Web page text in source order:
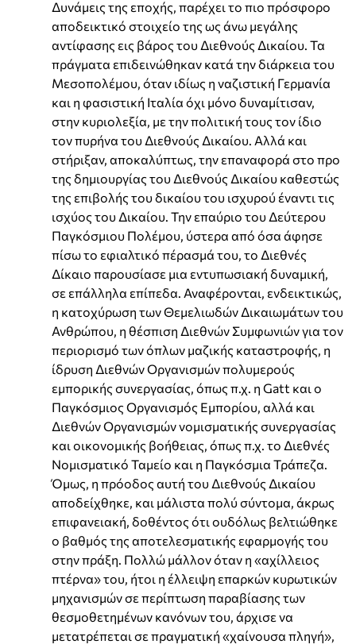
Δυνάμεις της εποχής, παρέχει το πιο πρόσφορο
αποδεικτικό στοιχείο της ως άνω μεγάλης
αντίφασης εις βάρος του Διεθνούς Δικαίου. Τα
πράγματα επιδεινώθηκαν κατά την διάρκεια του
Μεσοπολέμου, όταν ιδίως η ναζιστική Γερμανία
και η φασιστική Ιταλία όχι μόνο δυναμίτισαν,
στην κυριολεξία, με την πολιτική τους τον ίδιο
τον πυρήνα του Διεθνούς Δικαίου. Αλλά και
στήριξαν, αποκαλύπτως, την επαναφορά στο προ
της δημιουργίας του Διεθνούς Δικαίου καθεστώς
της επιβολής του δικαίου του ισχυρού έναντι τις
ισχύος του Δικαίου. Την επαύριο του Δεύτερου
Παγκόσμιου Πολέμου, ύστερα από όσα άφησε
πίσω το εφιαλτικό πέρασμά του, το Διεθνές
Δίκαιο παρουσίασε μια εντυπωσιακή δυναμική,
σε επάλληλα επίπεδα. Αναφέρονται, ενδεικτικώς,
η κατοχύρωση των Θεμελιωδών Δικαιωμάτων του
Ανθρώπου, η θέσπιση Διεθνών Συμφωνιών για τον
περιορισμό των όπλων μαζικής καταστροφής, η
ίδρυση Διεθνών Οργανισμών πολυμερούς
εμπορικής συνεργασίας, όπως π.χ. η Gatt και ο
Παγκόσμιος Οργανισμός Εμπορίου, αλλά και
Διεθνών Οργανισμών νομισματικής συνεργασίας
και οικονομικής βοήθειας, όπως π.χ. το Διεθνές
Νομισματικό Ταμείο και η Παγκόσμια Τράπεζα.
Όμως, η πρόοδος αυτή του Διεθνούς Δικαίου
αποδείχθηκε, και μάλιστα πολύ σύντομα, άκρως
επιφανειακή, δοθέντος ότι ουδόλως βελτιώθηκε
ο βαθμός της αποτελεσματικής εφαρμογής του
στην πράξη. Πολλώ μάλλον όταν η «αχίλλειος
πτέρνα» του, ήτοι η έλλειψη επαρκών κυρωτικών
μηχανισμών σε περίπτωση παραβίασης των
θεσμοθετημένων κανόνων του, άρχισε να
μετατρέπεται σε πραγματική «χαίνουσα πληγή»,